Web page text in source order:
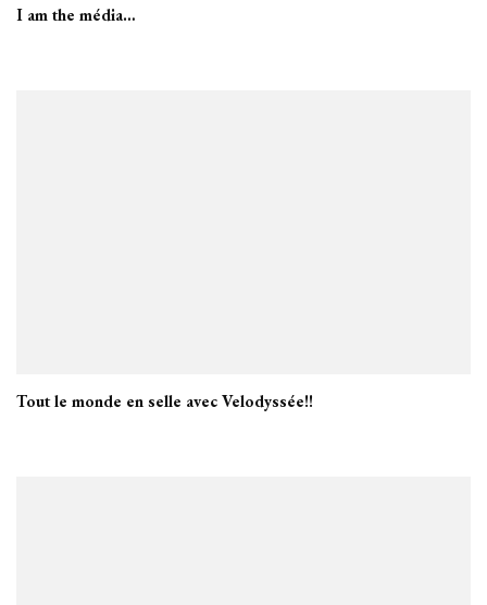
I am the média…
Tout le monde en selle avec Velodyssée!!